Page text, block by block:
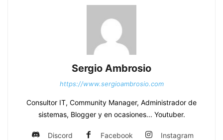
Sergio Ambrosio
https://www.sergioambrosio.com
Consultor IT, Community Manager, Administrador de
sistemas, Blogger y en ocasiones... Youtuber.
Discord Facebook Instagram